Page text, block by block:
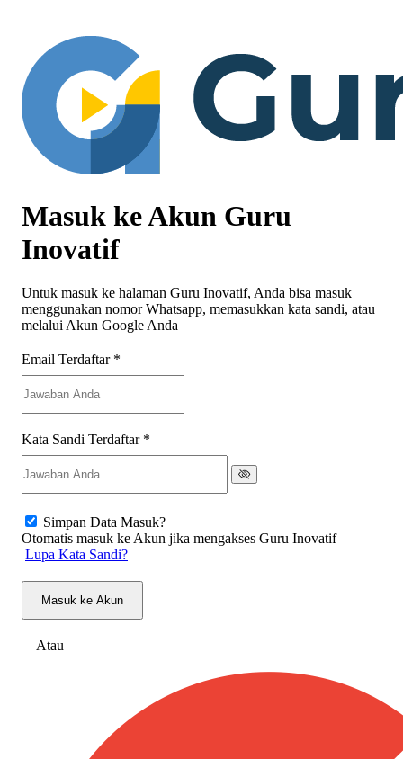
Masuk ke Akun Guru
Inovatif
Untuk masuk ke halaman Guru Inovatif, Anda bisa masuk
menggunakan nomor Whatsapp, memasukkan kata sandi, atau
melalui Akun Google Anda
Email Terdaftar *
Kata Sandi Terdaftar *
Simpan Data Masuk?
Otomatis masuk ke Akun jika mengakses Guru Inovatif
Lupa Kata Sandi?
Masuk ke Akun
Atau